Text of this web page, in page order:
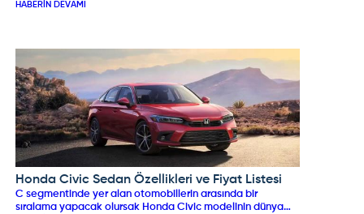
de otoriteleri heyecanlandırıyor.
HABERIN DEVAMI
HONDA
Honda Civic Sedan Özellikleri ve Fiyat Listesi
C segmentinde yer alan otomobillerin arasında bir
sıralama yapacak olursak Honda Civic modelinin dünya